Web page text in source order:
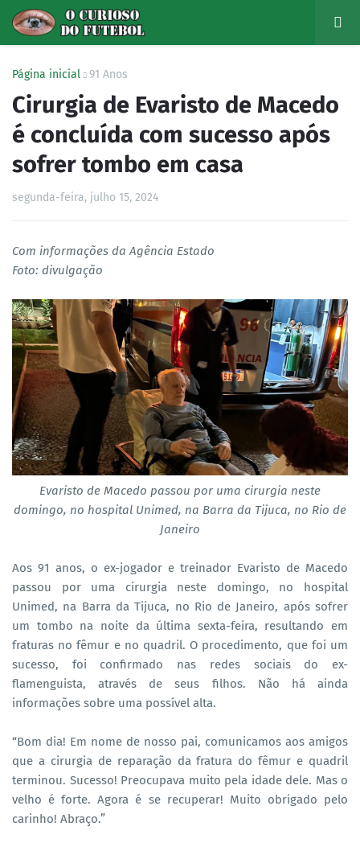
Página inicial 91 Anos
Cirurgia de Evaristo de Macedo
é concluída com sucesso após
sofrer tombo em casa
segunda-feira, julho 15, 2024
Com informações da Agência Estado
Foto: divulgação
Evaristo de Macedo passou por uma cirurgia neste
domingo, no hospital Unimed, na Barra da Tijuca, no Rio de
Janeiro
Aos 91 anos, o ex-jogador e treinador Evaristo de Macedo
passou por uma cirurgia neste domingo, no hospital
Unimed, na Barra da Tijuca, no Rio de Janeiro, após sofrer
um tombo na noite da última sexta-feira, resultando em
fraturas no fêmur e no quadril. O procedimento, que foi um
sucesso, foi confirmado nas redes sociais do ex-
flamenguista, através de seus filhos. Não há ainda
informações sobre uma possível alta.
“Bom dia! Em nome de nosso pai, comunicamos aos amigos
que a cirurgia de reparação da fratura do fêmur e quadril
terminou. Sucesso! Preocupava muito pela idade dele. Mas o
velho é forte. Agora é se recuperar! Muito obrigado pelo
carinho! Abraço.”